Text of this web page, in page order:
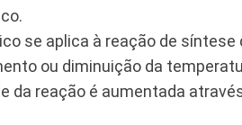
se aplica à reação de
ou diminuição da
da reação é aumentada